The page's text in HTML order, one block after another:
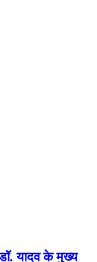
यादव के मुख्य